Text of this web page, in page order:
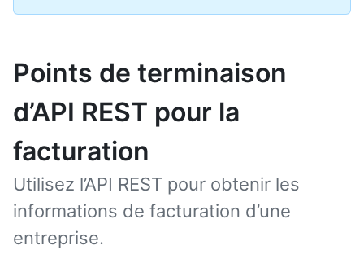
Points de terminaison
d’API REST pour la
facturation
Utilisez l’API REST pour obtenir les
informations de facturation d’une
entreprise.